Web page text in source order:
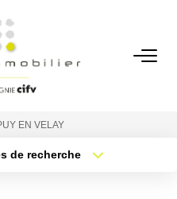
EN VELAY
de recherche